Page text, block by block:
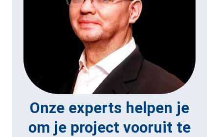
Onze experts helpen je
om je project vooruit te